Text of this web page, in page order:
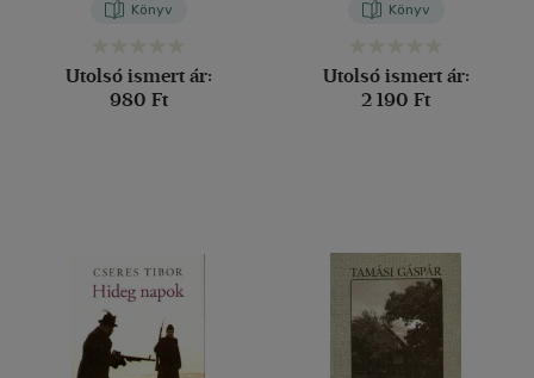
Könyv
Utolsó ismert ár:
980 Ft
Könyv
Utolsó ismert ár:
2 190 Ft